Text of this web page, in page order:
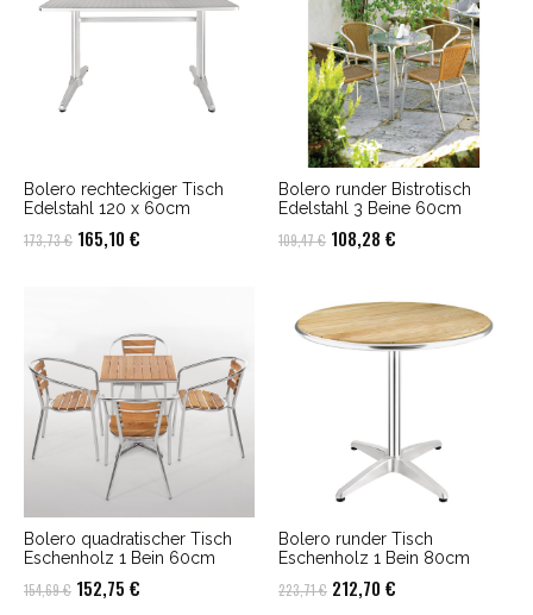
Bolero rechteckiger Tisch
Edelstahl 120 x 60cm
173,73€ Ursprünglicher
165,10 €
Bolero runder Bistrotisch
Edelstahl 3 Beine 60cm
109,47€ Ursprünglicher
war:
109,47 €
108,28 €
ist:
108,28 €.
Bolero quadratischer Tisch
Eschenholz 1 Bein 60cm
154,69€ Ursprünglicher
152,75 €
Bolero runder Tisch
Eschenholz 1 Bein 80cm
223,71€ Ursprünglicher
212,70 €